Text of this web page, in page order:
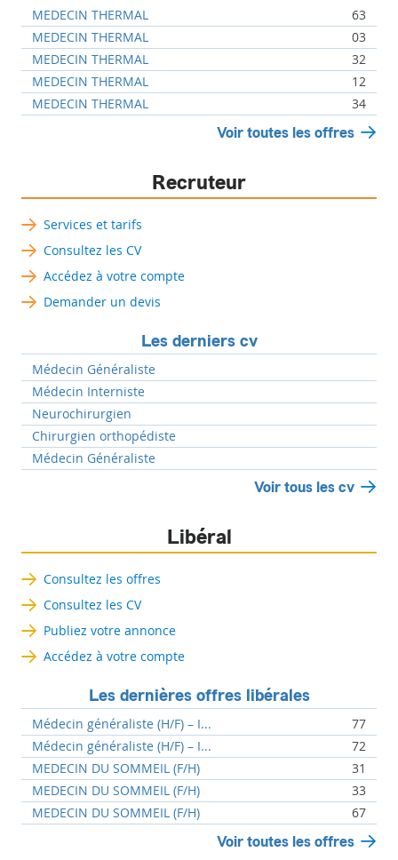
MEDECIN THERMAL
63
MEDECIN THERMAL
03
MEDECIN THERMAL
32
MEDECIN THERMAL
12
MEDECIN THERMAL
34
Voir toutes les offres
Recruteur
Services et tarifs
Consultez les CV
Accédez à votre compte
Demander un devis
Les derniers cv
Médecin Généraliste
Médecin Interniste
Neurochirurgien
Chirurgien orthopédiste
Médecin Généraliste
Voir tous les cv
Libéral
Consultez les offres
Consultez les CV
Publiez votre annonce
Accédez à votre compte
Les dernières offres libérales
Médecin généraliste (H/F) – I...
77
Médecin généraliste (H/F) – I...
72
MEDECIN DU SOMMEIL (F/H)
31
MEDECIN DU SOMMEIL (F/H)
33
MEDECIN DU SOMMEIL (F/H)
67
Voir toutes les offres